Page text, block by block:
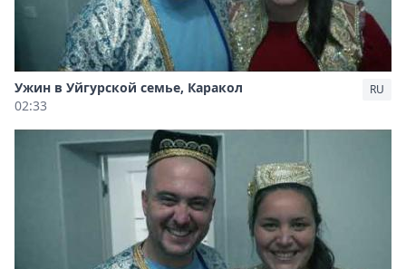
Ужин в Уйгурской семье, Каракол
02:33
RU